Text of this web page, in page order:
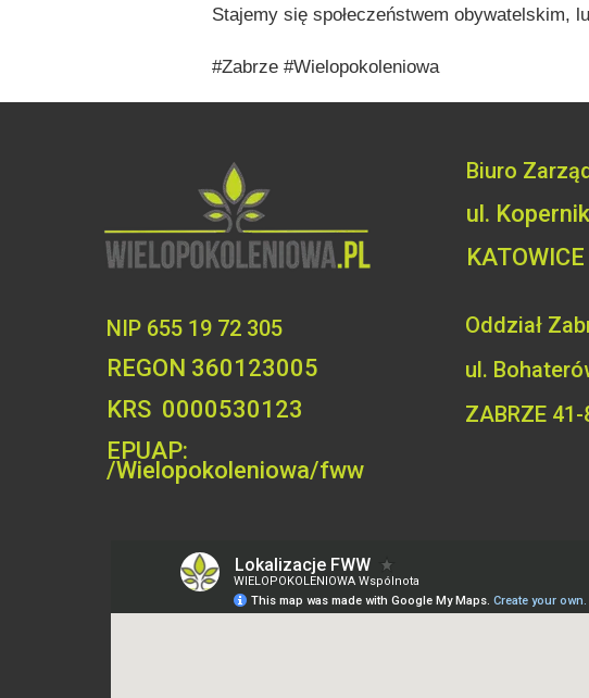
Stajemy się społeczeństwem obywatelskim,
#Zabrze #Wielopokoleniowa
NIP 655 19 72 305
REGON 360123005
KRS 0000530123
EPUAP:
/Wielopokoleniowa/fww
Oddział
ul.
ZABRZE
Biuro
ul.